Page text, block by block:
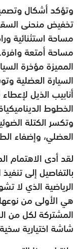
وتؤكد أشكال
تخفيض منحنى
مساحة استثنائية
مساحة أمتعة وافرة.
المميزة مؤخرة
السيارة العضلية
أنابيب الذيل
الخطوط
وتكسر الكتلة
العضلي، وإضفاء
لقد أدى الاهتمام
بالتفاصيل إلى
الرياضية الذي لا
هي الأولى من
المشتركة لكل من
شاشة اختيارية